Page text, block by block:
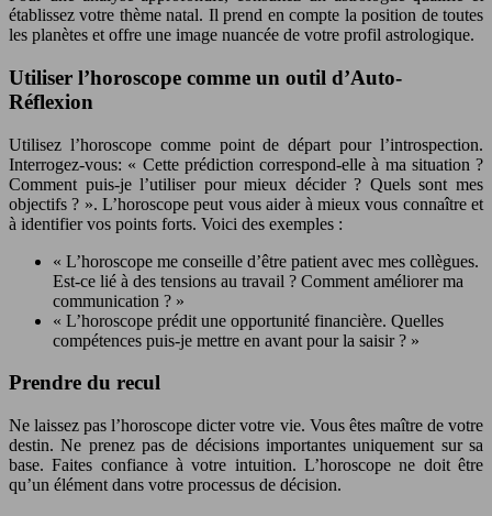
établissez votre thème natal. Il prend en compte la position de toutes
les planètes et offre une image nuancée de votre profil astrologique.
Utiliser l’horoscope comme un outil d’Auto-
Réflexion
Utilisez l’horoscope comme point de départ pour l’introspection.
Interrogez-vous: « Cette prédiction correspond-elle à ma situation ?
Comment puis-je l’utiliser pour mieux décider ? Quels sont mes
objectifs ? ». L’horoscope peut vous aider à mieux vous connaître et
à identifier vos points forts. Voici des exemples :
« L’horoscope me conseille d’être patient avec mes collègues.
Est-ce lié à des tensions au travail ? Comment améliorer ma
communication ? »
« L’horoscope prédit une opportunité financière. Quelles
compétences puis-je mettre en avant pour la saisir ? »
Prendre du recul
Ne laissez pas l’horoscope dicter votre vie. Vous êtes maître de votre
destin. Ne prenez pas de décisions importantes uniquement sur sa
base. Faites confiance à votre intuition. L’horoscope ne doit être
qu’un élément dans votre processus de décision.